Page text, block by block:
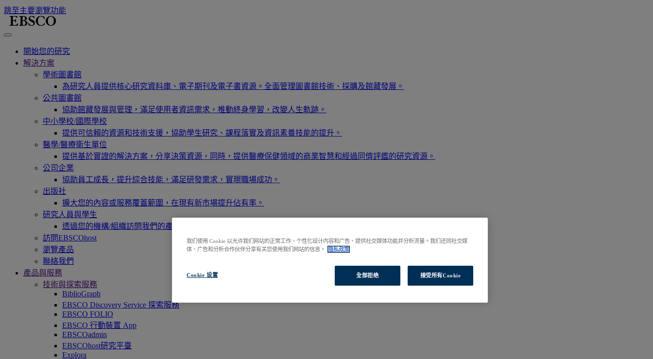
跳至主要瀏覽功能
開始您的研究
解決方案
學術圖書館
為研究人員提供核心研究資料庫、電子期刊及電子書資源。全面管理圖書館技術、採購及館藏發展。
公共圖書館
協助館藏發展與管理，滿足使用者資訊需求，推動終身學習，改變人生軌跡。
中小學校/國際學校
提供可信賴的資源和技術支援，協助學生研究、課程落實及資訊素養技能的提升。
醫學/醫療衛生單位
提供基於實證的解決方案，分享決策資源，同時，提供醫療保健領域的商業智慧和經過同儕評鑑的研究資源。
公司企業
協助員工成長，提升綜合技能，滿足研發需求，實現職場成功。
出版社
擴大您的內容或服務覆蓋範圍，在現有新市場提升佔有率。
研究人員與學生
透過您的機構/組織訪問我們的產品，即刻開啟您的研究之旅。
訪問EBSCOhost
瀏覽產品
聯絡我們
產品與服務
技術與探索服務
BiblioGraph
EBSCO Discovery Service 探索服務
EBSCO FOLIO
EBSCO 行動裝置 App
EBSCOadmin
EBSCOhost研究平臺
Explora
我们使用 Cookie 以允许我们网站的正常工作、个性化设计内容和广告、提供社交媒体功能并分析流量。我们还同社交媒
体、广告和分析合作伙伴分享有关您使用我们网站的信息。
隐私政策
Cookie 设置 全部拒绝 接受所有Cookie